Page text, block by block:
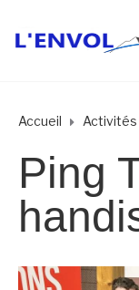
Accueil Activités
Ping